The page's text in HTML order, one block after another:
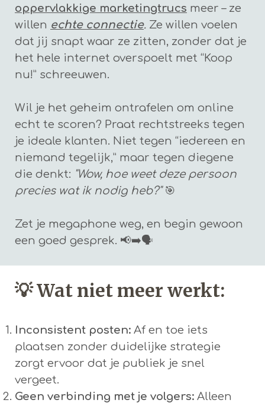
oppervlakkige marketingtrucs meer – ze
willen echte connectie. Ze willen voelen
dat jij snapt waar ze zitten, zonder dat je
het hele internet overspoelt met “Koop
nu!” schreeuwen.
Wil je het geheim ontrafelen om online
echt te scoren? Praat rechtstreeks tegen
je ideale klanten. Niet tegen “iedereen en
niemand tegelijk,” maar tegen diegene
die denkt: "Wow, hoe weet deze persoon
precies wat ik nodig heb?"🎯
Zet je megaphone weg, en begin gewoon
een goed gesprek. 📢➡️🗣️
💡Wat niet meer werkt:
Inconsistent posten: Af en toe iets
plaatsen zonder duidelijke strategie
zorgt ervoor dat je publiek je snel
vergeet.
Geen verbinding met je volgers: Alleen